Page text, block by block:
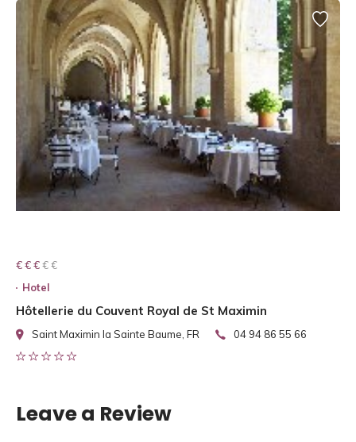
€ € € € €
€ € €
Hotel
Hôtellerie du Couvent Royal de St Maximin
Saint Maximin la Sainte Baume, FR 04 94 86 55 66
Leave a Review